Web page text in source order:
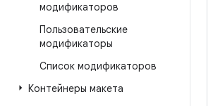
модификаторов
Пользовательские
модификаторы
Список модификаторов
Контейнеры макета